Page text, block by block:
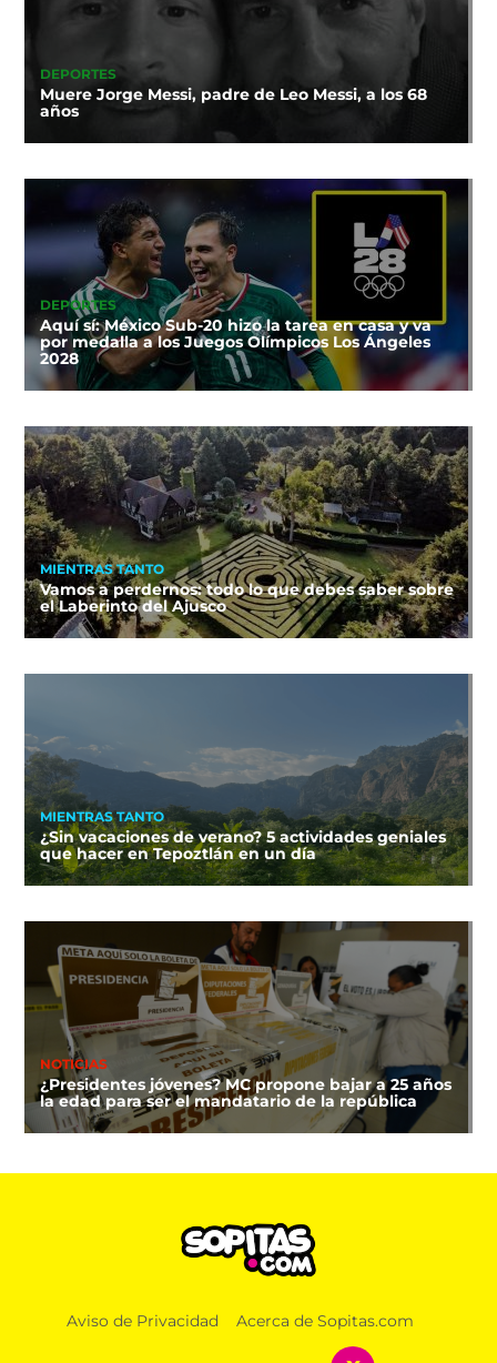
DEPORTES
Muere Jorge Messi, padre de Leo Messi, a los 68
años
DEPORTES
Aquí sí: México Sub-20 hizo la tarea en casa y va
por medalla a los Juegos Olímpicos Los Ángeles
2028
MIENTRAS TANTO
Vamos a perdernos: todo lo que debes saber sobre
el Laberinto del Ajusco
MIENTRAS TANTO
¿Sin vacaciones de verano? 5 actividades geniales
que hacer en Tepoztlán en un día
NOTICIAS
¿Presidentes jóvenes? MC propone bajar a 25 años
la edad para ser el mandatario de la república
Aviso de Privacidad Acerca de Sopitas.com